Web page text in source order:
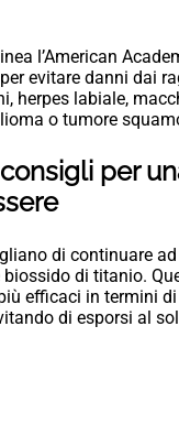
l’American
evitare danni dai
herpes labiale,
o tumore
per
di continuare
di titanio.
efficaci in termini
di esporsi al